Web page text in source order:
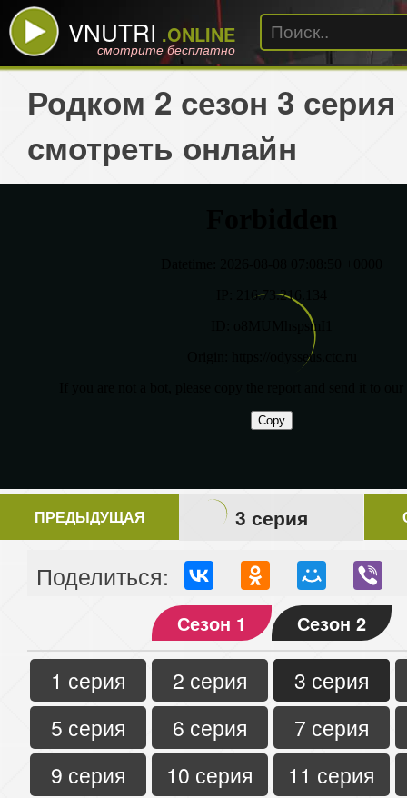
VNUTRI .ONLINE
смотрите бесплатно
Родком 2 сезон 3 серия
смотреть онлайн
ПРЕДЫДУЩАЯ 3 серия
Поделиться:
Сезон 1 Сезон 2
1 серия 2 серия
3 серия
5 серия
6 серия
7 серия
9 серия
10 серия
11 серия